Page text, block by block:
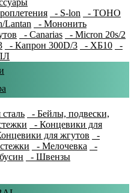
- S-lon
- TOHO
Lantan
- Мононить
- Canarias
- Micron 20s/2
- Капрон 300D/3 - ХБ10
-
- Бейлы, подвески,
- Концевики для
для жгутов
-
- Мелочевка
-
- Швензы